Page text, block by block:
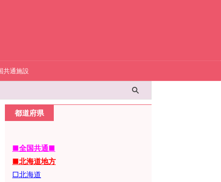
共通施設
都道府県
■全国共通■
■北海道地方
□北海道